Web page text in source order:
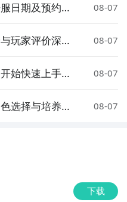
日期及预约入
08-07
玩家评价深度
08-07
始快速上手玩
08-07
选择与培养攻
08-07
下载